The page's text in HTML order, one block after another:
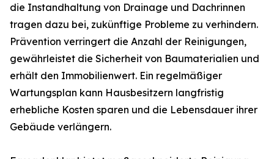
die Instandhaltung von Drainage und Dachrinnen
tragen dazu bei, zukünftige Probleme zu verhindern.
Prävention verringert die Anzahl der Reinigungen,
gewährleistet die Sicherheit von Baumaterialien und
erhält den Immobilienwert. Ein regelmäßiger
Wartungsplan kann Hausbesitzern langfristig
erhebliche Kosten sparen und die Lebensdauer ihrer
Gebäude verlängern.